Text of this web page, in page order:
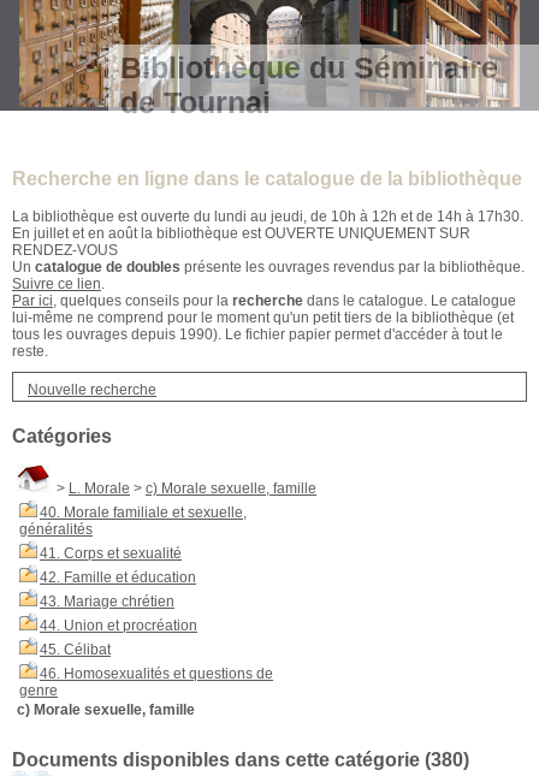
Bibliothèque du Séminaire
de Tournai
Recherche en ligne dans le catalogue de la bibliothèque
La bibliothèque est ouverte du lundi au jeudi, de 10h à 12h et de 14h à 17h30.
En juillet et en août la bibliothèque est OUVERTE UNIQUEMENT SUR
RENDEZ-VOUS
Un catalogue de doubles présente les ouvrages revendus par la bibliothèque.
Suivre ce lien.
Par ici, quelques conseils pour la recherche dans le catalogue. Le catalogue
lui-même ne comprend pour le moment qu'un petit tiers de la bibliothèque (et
tous les ouvrages depuis 1990). Le fichier papier permet d'accéder à tout le
reste.
Nouvelle recherche
Catégories
> L. Morale > c) Morale sexuelle, famille
40. Morale familiale et sexuelle,
généralités
41. Corps et sexualité
42. Famille et éducation
43. Mariage chrétien
44. Union et procréation
45. Célibat
46. Homosexualités et questions de
genre
c) Morale sexuelle, famille
Documents disponibles dans cette catégorie (380)